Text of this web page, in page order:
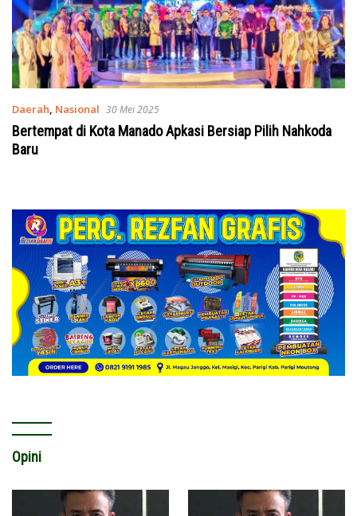
Daerah, Nasional 30 Mei 2025
Bertempat di Kota Manado Apkasi Bersiap Pilih Nahkoda
Baru
Opini